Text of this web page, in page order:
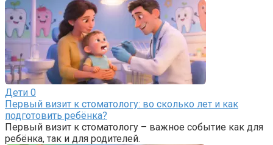
Дети 0
Первый визит к стоматологу: во сколько лет и как
подготовить ребёнка?
Первый визит к стоматологу – важное событие как для
ребёнка, так и для родителей.